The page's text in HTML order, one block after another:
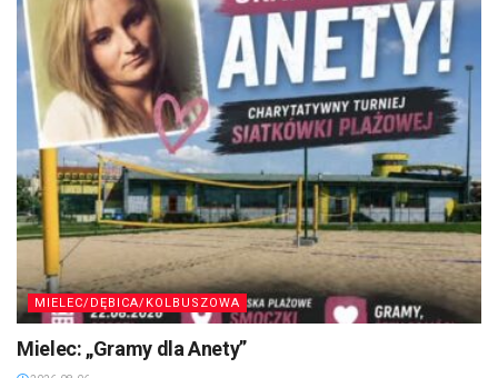
MIELEC/DĘBICA/KOLBUSZOWA
Mielec: „Gramy dla Anety”